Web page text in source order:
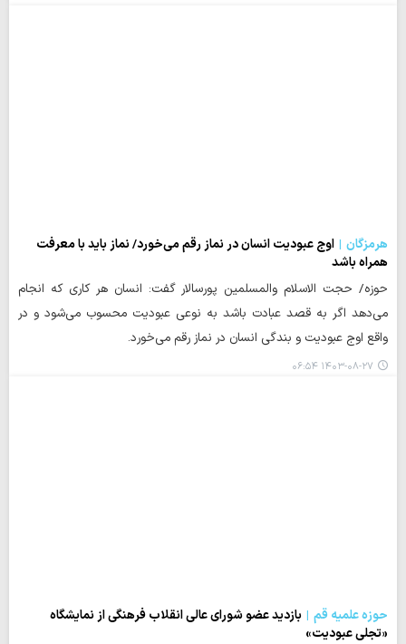
هرمزگان
اوج عبودیت انسان در نماز رقم می‌خورد/ نماز باید با معرفت
همراه باشد
حوزه/ حجت الاسلام والمسلمین پورسالار گفت: انسان هر کاری که انجام
می‌دهد اگر به قصد عبادت باشد به نوعی عبودیت محسوب می‌شود و در
واقع اوج عبودیت و بندگی انسان در نماز رقم می‌خورد.
۱۴۰۳-۰۸-۲۷ ۰۶:۵۴
حوزه علمیه قم
بازدید عضو شورای عالی انقلاب فرهنگی از نمایشگاه
«تجلی عبودیت»